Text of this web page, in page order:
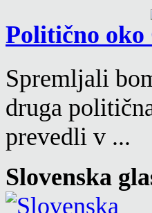
Politično oko
Spremljali
druga
prevedli v ...
Slovenska